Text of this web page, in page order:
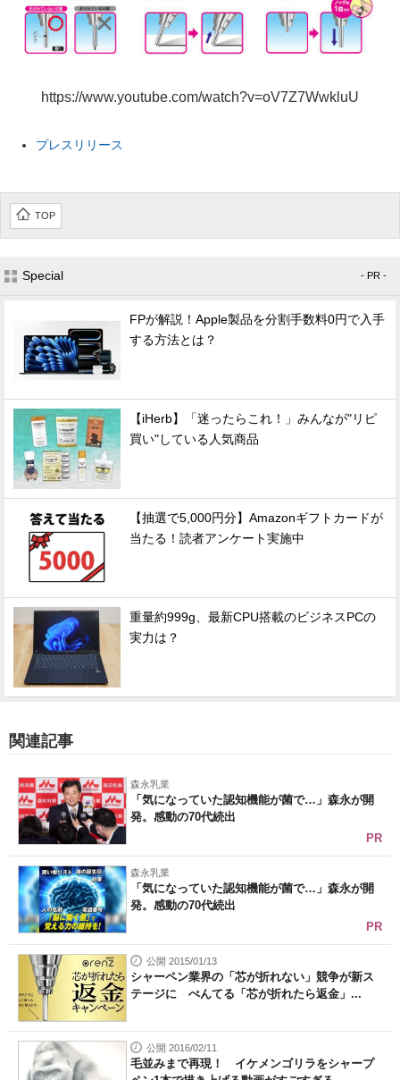
https://www.youtube.com/watch?v=oV7Z7WwkluU
プレスリリース
TOP
Special - PR -
FPが解説！Apple製品を分割手数料0円で入手
する方法とは？
【iHerb】「迷ったらこれ！」みんなが"リピ
買い"している人気商品
【抽選で5,000円分】Amazonギフトカードが
当たる！読者アンケート実施中
重量約999g、最新CPU搭載のビジネスPCの
実力は？
関連記事
森永乳業
「気になっていた認知機能が菌で…」森永が開
発。感動の70代続出
PR
森永乳業
「気になっていた認知機能が菌で…」森永が開
発。感動の70代続出
PR
公開 2015/01/13
シャーペン業界の「芯が折れない」競争が新ス
テージに ぺんてる「芯が折れたら返金」...
公開 2016/02/11
毛並みまで再現！ イケメンゴリラをシャープ